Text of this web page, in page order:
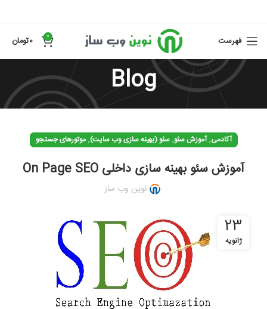
فهرست 0
0تومان
Blog
آکادمی,آموزش سئو,سئو (بهینه سازی وب سایت),موتورهای جستجو
آموزش سئو بهینه سازی داخلی On Page SEO
نوین وب ساز
23
ژانویه